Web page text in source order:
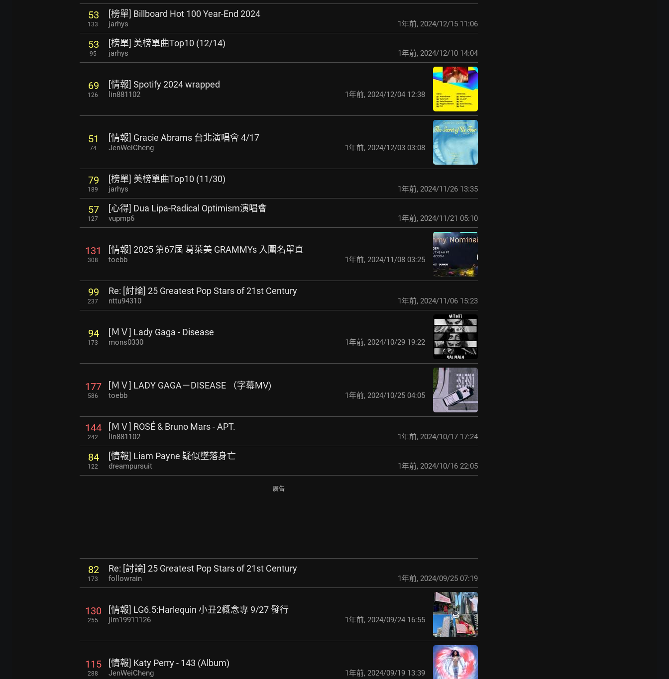
53
133
[榜單] Billboard Hot 100 Year-End 2024
jarhys 1年前, 2024/12/15 11:06
53
95
[榜單] 美榜單曲Top10 (12/14)
jarhys 1年前, 2024/12/10 14:04
69
126
[情報] Spotify 2024 wrapped
lin881102 1年前, 2024/12/04 12:38
51
74
[情報] Gracie Abrams 台北演唱會 4/17
JenWeiCheng 1年前, 2024/12/03 03:08
79
189
[榜單] 美榜單曲Top10 (11/30)
jarhys 1年前, 2024/11/26 13:35
57
127
[心得] Dua Lipa-Radical Optimism演唱會
vupmp6 1年前, 2024/11/21 05:10
131
308
[情報] 2025 第67屆 葛萊美 GRAMMYs 入圍名單直
toebb 1年前, 2024/11/08 03:25
99
237
Re: [討論] 25 Greatest Pop Stars of 21st Century
nttu94310 1年前, 2024/11/06 15:23
94
173
[ＭＶ] Lady Gaga - Disease
mons0330 1年前, 2024/10/29 19:22
177
586
[ＭＶ] LADY GAGA－DISEASE （字幕MV)
toebb 1年前, 2024/10/25 04:05
144
242
[ＭＶ] ROSÉ & Bruno Mars - APT.
lin881102 1年前, 2024/10/17 17:24
84
122
[情報] Liam Payne 疑似墜落身亡
dreampursuit 1年前, 2024/10/16 22:05
廣告
82
173
Re: [討論] 25 Greatest Pop Stars of 21st Century
followrain 1年前, 2024/09/25 07:19
130
255
[情報] LG6.5:Harlequin 小丑2概念專 9/27 發行
jim19911126 1年前, 2024/09/24 16:55
115
288
[情報] Katy Perry - 143 (Album)
JenWeiCheng 1年前, 2024/09/19 13:39